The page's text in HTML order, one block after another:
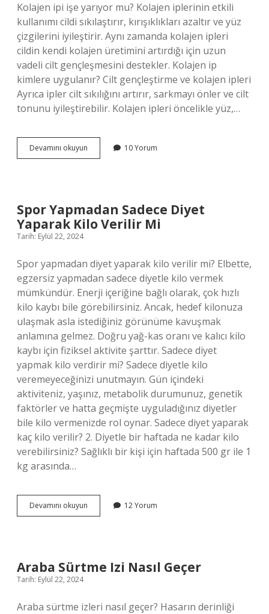
Kolajen ipi işe yarıyor mu? Kolajen iplerinin etkili
kullanımı cildi sıkılaştırır, kırışıklıkları azaltır ve yüz
çizgilerini iyileştirir. Aynı zamanda kolajen ipleri
cildin kendi kolajen üretimini artırdığı için uzun
vadeli cilt gençleşmesini destekler. Kolajen ip
kimlere uygulanır? Cilt gençleştirme ve kolajen ipleri
Ayrıca ipler cilt sıkılığını artırır, sarkmayı önler ve cilt
tonunu iyileştirebilir. Kolajen ipleri öncelikle yüz,…
Devamını okuyun
Ipi
10 Yorum
Spor Yapmadan Sadece Diyet
Yaparak Kilo Verilir Mi
Tarih: Eylül 22, 2024
Spor yapmadan diyet yaparak kilo verilir mi? Elbette,
egzersiz yapmadan sadece diyetle kilo vermek
mümkündür. Enerji içeriğine bağlı olarak, çok hızlı
kilo kaybı bile görebilirsiniz. Ancak, hedef kilonuza
ulaşmak asla istediğiniz görünüme kavuşmak
anlamına gelmez. Doğru yağ-kas oranı ve kalıcı kilo
kaybı için fiziksel aktivite şarttır. Sadece diyet
yapmak kilo verdirir mi? Sadece diyetle kilo
veremeyeceğinizi unutmayın. Gün içindeki
aktiviteniz, yaşınız, metabolik durumunuz, genetik
faktörler ve hatta geçmişte uyguladığınız diyetler
bile kilo vermenizde rol oynar. Sadece diyet yaparak
kaç kilo verilir? 2. Diyetle bir haftada ne kadar kilo
verebilirsiniz? Sağlıklı bir kişi için haftada 500 gr ile 1
kg arasında…
Devamını okuyun
Yapmadan
Verilir
12 Yorum
Araba Sürtme Izi Nasıl Geçer
Tarih: Eylül 22, 2024
Araba sürtme izleri nasıl geçer? Hasarın derinliği